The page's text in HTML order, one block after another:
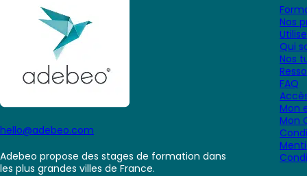
hello@adebeo.com
Adebeo propose des stages de formation dans
les plus grandes villes de France.
Nos
Qui
Nos
FAQ
Mon
Mon